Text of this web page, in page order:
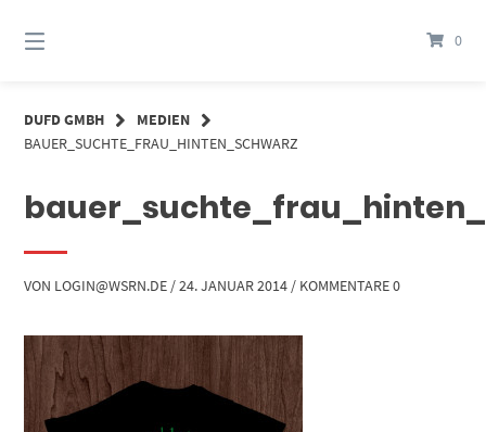
zum
Inhalt
0
DUFD GMBH
MEDIEN
BAUER_SUCHTE_FRAU_HINTEN_SCHWARZ
VON LOGIN@WSRN.DE /24. JANUAR 2014 / KOMMENTARE 0